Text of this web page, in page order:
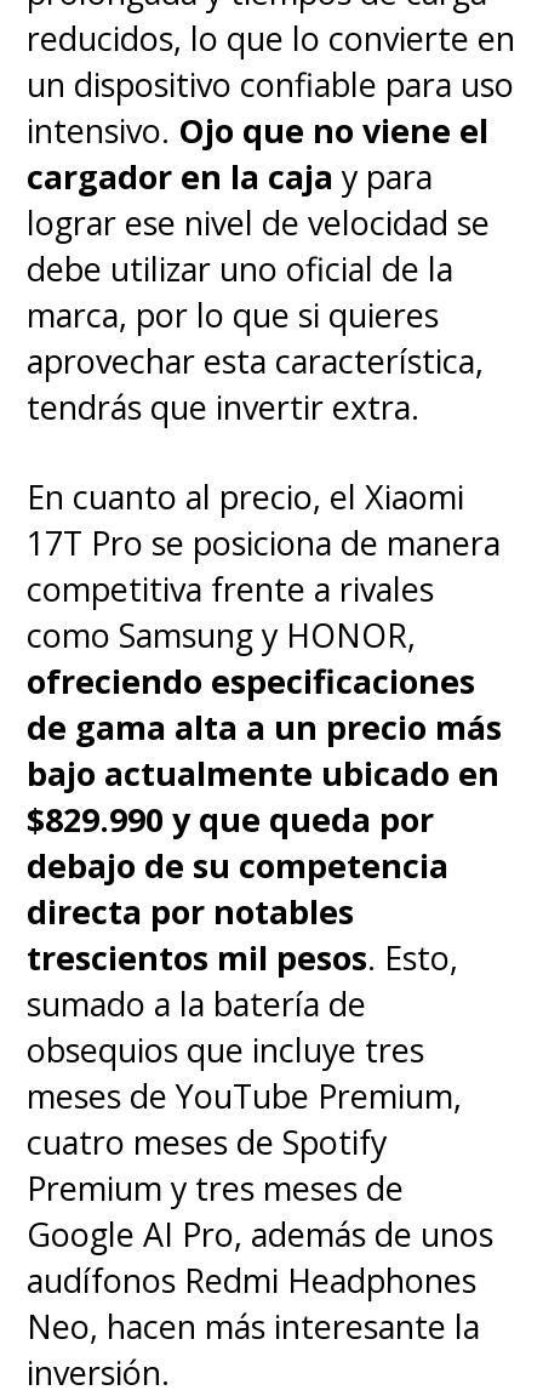
funcionar en su traspaso a la
acción real pese a no
justificar su existencia más
allá de la necesidad de
reimpulsar una historia
conocida. La clave está en que
jamás pierde la emoción que
hizo tan única a su película
original y entiende lo que debe
que podíamos haber esperado.
Cómo entrenar a tu dragón
estrena estejueves 12 de junio
en cines.
reducidos, lo que lo convierte en
un dispositivo confiable para uso
intensivo. Ojo que no viene el
cargador en la caja y para
lograr ese nivel de velocidad se
debe utilizar uno oficial de la
marca, por lo que si quieres
aprovechar esta característica,
tendrás que invertir extra.
En cuanto al precio, el Xiaomi
17T Pro se posiciona de manera
competitiva frente a rivales
como Samsung y HONOR,
ofreciendo especificaciones
de gama alta a un precio más
bajo actualmente ubicado en
$829.990 y que queda por
debajo de su competencia
directa por notables
trescientos mil pesos. Esto,
sumado a la batería de
obsequios que incluye tres
meses de YouTube Premium,
cuatro meses de Spotify
Premium y tres meses de
Google AI Pro, además de unos
audífonos Redmi Headphones
Neo, hacen más interesante la
inversión.